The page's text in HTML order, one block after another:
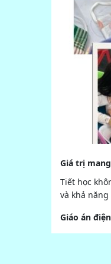
Giá trị
Tiết học
và khả
Giáo án